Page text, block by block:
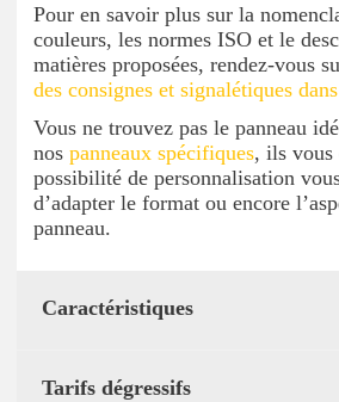
Pour en savoir plus sur la
couleurs, les normes ISO et le
matières proposées, rendez-vous
des consignes et signalétiques
Vous ne trouvez pas le panneau
nos panneaux spécifiques, ils vous
possibilité de personnalisation
d’adapter le format ou encore
panneau.
Caractéristiques
Tarifs dégressifs